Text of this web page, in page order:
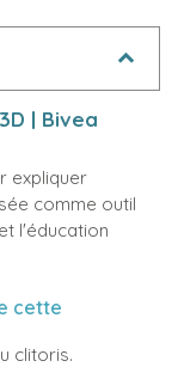
| Bivea
expliquer
comme outil
l'éducation
cette
clitoris.